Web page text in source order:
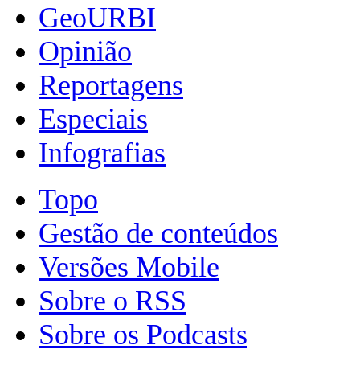
GeoURBI
Opinião
Reportagens
Especiais
Infografias
Topo
Gestão de conteúdos
Versões Mobile
Sobre o RSS
Sobre os Podcasts